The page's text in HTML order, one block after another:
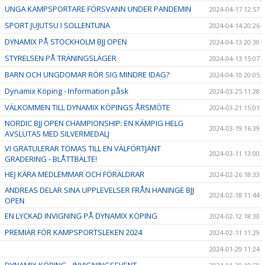
UNGA KAMPSPORTARE FÖRSVANN UNDER PANDEMIN 2024-04-17 12:57
SPORT JUJUTSU I SOLLENTUNA 2024-04-14 20:26
DYNAMIX PÅ STOCKHOLM BJJ OPEN 2024-04-13 20:30
STYRELSEN PÅ TRÄNINGSLÄGER 2024-04-13 15:07
BARN OCH UNGDOMAR RÖR SIG MINDRE IDAG? 2024-04-10 20:05
Dynamix Köping - Information påsk 2024-03-25 11:28
VÄLKOMMEN TILL DYNAMIX KÖPINGS ÅRSMÖTE 2024-03-21 15:01
NORDIC BJJ OPEN CHAMPIONSHIP: EN KÄMPIG HELG
AVSLUTAS MED SILVERMEDALJ
2024-03-19 16:39
VI GRATULERAR TOMAS TILL EN VÄLFÖRTJÄNT
GRADERING - BLÅTTBÄLTE!
2024-03-11 13:00
HEJ KÄRA MEDLEMMAR OCH FÖRÄLDRAR 2024-02-26 18:33
ANDREAS DELAR SINA UPPLEVELSER FRÅN HANINGE BJJ
OPEN
2024-02-18 11:44
EN LYCKAD INVIGNING PÅ DYNAMIX KÖPING 2024-02-12 18:30
PREMIÄR FÖR KAMPSPORTSLEKEN 2024
2024-02-11 11:29
2024-01-29 11:24